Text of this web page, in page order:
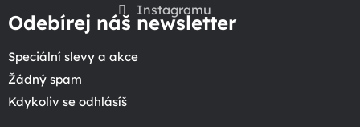
Instagramu
Odebírej náš newsletter
Speciální slevy a akce
Žádný spam
Kdykoliv se odhlásíš